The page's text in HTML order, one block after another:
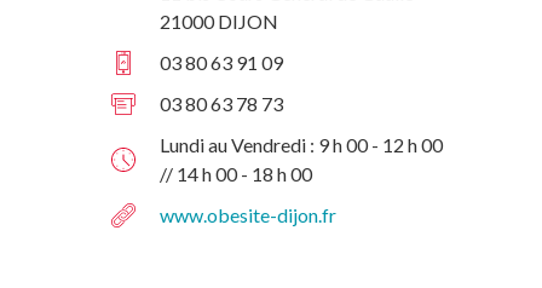
21000 DIJON
03 80 63 91 09
03 80 63 78 73
Lundi au Vendredi : 9 h 00 - 12 h 00
// 14 h 00 - 18 h 00
www.obesite-dijon.fr